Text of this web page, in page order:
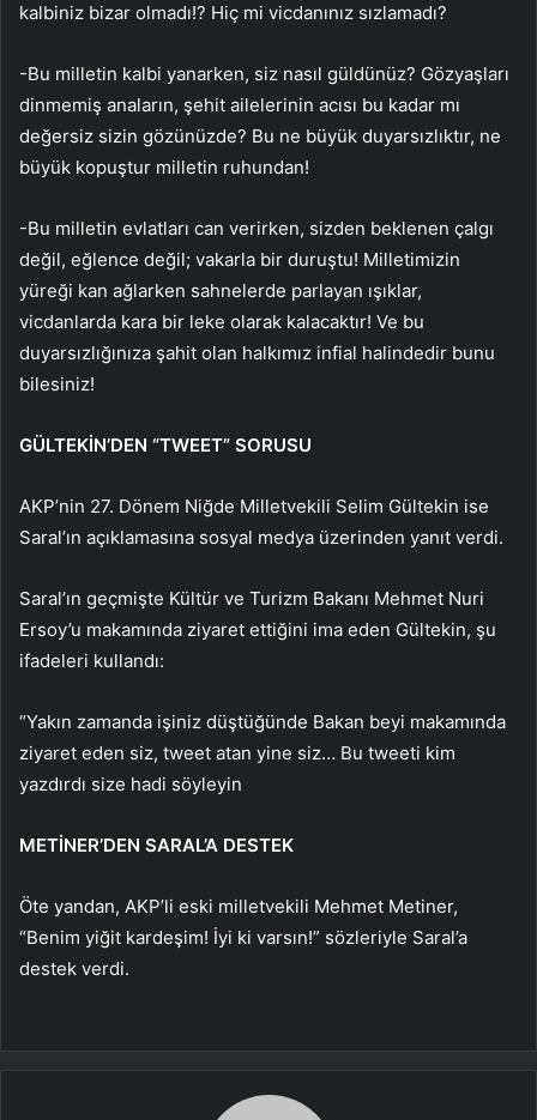
kalbiniz bizar olmadı!? Hiç mi vicdanınız sızlamadı?
-Bu milletin kalbi yanarken, siz nasıl güldünüz? Gözyaşları
dinmemiş anaların, şehit ailelerinin acısı bu kadar mı
değersiz sizin gözünüzde? Bu ne büyük duyarsızlıktır, ne
büyük kopuştur milletin ruhundan!
-Bu milletin evlatları can verirken, sizden beklenen çalgı
değil, eğlence değil; vakarla bir duruştu! Milletimizin
yüreği kan ağlarken sahnelerde parlayan ışıklar,
vicdanlarda kara bir leke olarak kalacaktır! Ve bu
duyarsızlığınıza şahit olan halkımız infial halindedir bunu
bilesiniz!
GÜLTEKİN’DEN “TWEET” SORUSU
AKP’nin 27. Dönem Niğde Milletvekili Selim Gültekin ise
Saral’ın açıklamasına sosyal medya üzerinden yanıt verdi.
Saral’ın geçmişte Kültür ve Turizm Bakanı Mehmet Nuri
Ersoy’u makamında ziyaret ettiğini ima eden Gültekin, şu
ifadeleri kullandı:
“Yakın zamanda işiniz düştüğünde Bakan beyi makamında
ziyaret eden siz, tweet atan yine siz… Bu tweeti kim
yazdırdı size hadi söyleyin
METİNER’DEN SARAL’A DESTEK
Öte yandan, AKP’li eski milletvekili Mehmet Metiner,
“Benim yiğit kardeşim! İyi ki varsın!” sözleriyle Saral’a
destek verdi.